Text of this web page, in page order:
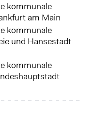
kommunale
am Main
kommunale
und Hansestadt
kommunale